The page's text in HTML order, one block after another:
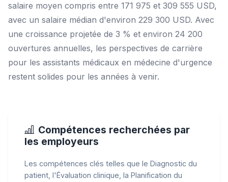
salaire moyen compris entre 171 975 et 309 555 USD,
avec un salaire médian d'environ 229 300 USD. Avec
une croissance projetée de 3 % et environ 24 200
ouvertures annuelles, les perspectives de carrière
pour les assistants médicaux en médecine d'urgence
restent solides pour les années à venir.
Compétences recherchées par
les employeurs
Les compétences clés telles que le Diagnostic du
patient, l'Évaluation clinique, la Planification du